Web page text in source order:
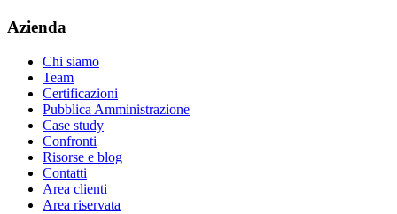
Azienda
Chi siamo
Team
Certificazioni
Pubblica Amministrazione
Case study
Confronti
Risorse e blog
Contatti
Area clienti
Area riservata